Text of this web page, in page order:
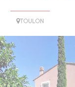
TOULON